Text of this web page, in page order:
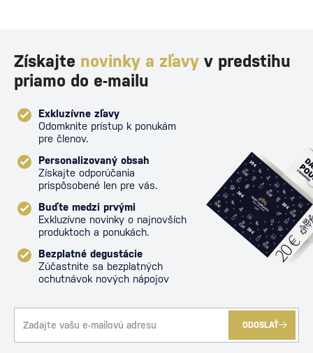
Získajte novinky a zľavy v predstihu
priamo do e-mailu
Exkluzívne zľavy
Odomknite prístup k ponukám
pre členov.
Personalizovaný obsah
Získajte odporúčania
prispôsobené len pre vás.
Buďte medzi prvými
Exkluzívne novinky o najnovších
produktoch a ponukách.
Bezplatné degustácie
Zúčastnite sa bezplatných
ochutnávok nových nápojov
ODOSLAŤ